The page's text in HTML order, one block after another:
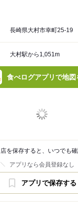
長崎県大村市幸町25-19
大村駅から1,051m
食べログアプリで地図
を保存すると、いつでも確
アプリなら会員登録なし
アプリで保存する